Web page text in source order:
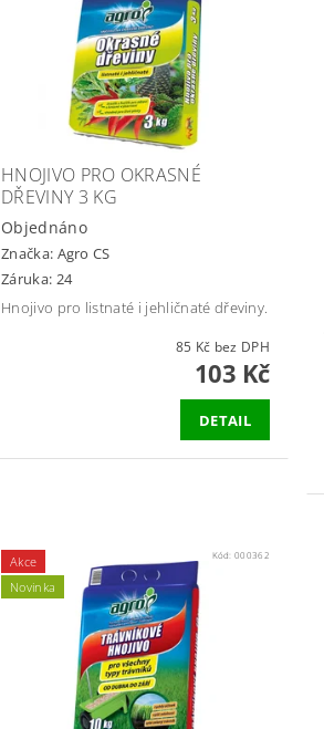
HNOJIVO PRO OKRASNÉ
DŘEVINY 3 KG
Objednáno
Značka: Agro CS
Záruka: 24
Hnojivo pro listnaté i jehličnaté dřeviny.
85 Kč bez DPH
103 Kč
DETAIL
Akce
Novinka
Kód:000362